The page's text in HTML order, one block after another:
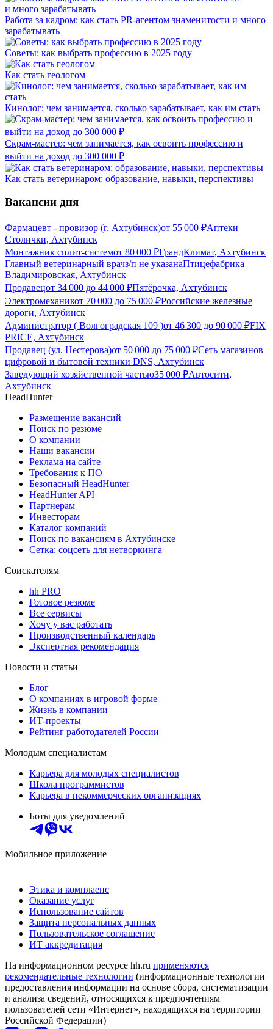
Работа за кадром: как стать PR-агентом знаменитости и много
зарабатывать
Советы: как выбрать профессию в 2025 году
Как стать геологом
Кинолог: чем занимается, сколько зарабатывает, как им стать
Скрам-мастер: чем занимается, как освоить профессию и
выйти на доход до 300 000 ₽
Как стать ветеринаром: образование, навыки, перспективы
Вакансии дня
Фармацевт - провизор (г. Ахтубинск)от 55 000 ₽Аптеки
Столички, Ахтубинск
Монтажник сплит-системот 80 000 ₽ГрандКлимат, Ахтубинск
Главный ветеринарный врачз/п не указанаПтицефабрика
Владимировская, Ахтубинск
Продавецот 34 000 до 44 000 ₽Пятёрочка, Ахтубинск
Электромеханикот 70 000 до 75 000 ₽Российские железные
дороги, Ахтубинск
Администратор ( Волгоградская 109 )от 46 300 до 90 000 ₽FIX
PRICE, Ахтубинск
Продавец (ул. Нестерова)от 50 000 до 75 000 ₽Сеть магазинов
цифровой и бытовой техники DNS, Ахтубинск
Заведующий хозяйственной частью35 000 ₽Автосити,
Ахтубинск
HeadHunter
Размещение вакансий
Поиск по резюме
О компании
Наши вакансии
Реклама на сайте
Требования к ПО
Безопасный HeadHunter
HeadHunter API
Партнерам
Инвесторам
Каталог компаний
Поиск по вакансиям в Ахтубинске
Сетка: соцсеть для нетворкинга
Соискателям
hh PRO
Готовое резюме
Все сервисы
Хочу у вас работать
Производственный календарь
Экспертная рекомендация
Новости и статьи
Блог
О компаниях в игровой форме
Жизнь в компании
ИТ-проекты
Рейтинг работодателей России
Молодым специалистам
Карьера для молодых специалистов
Школа программистов
Карьера в некоммерческих организациях
Боты для уведомлений
Мобильное приложение
Этика и комплаенс
Оказание услуг
Использование сайтов
Защита персональных данных
Пользовательское соглашение
ИТ аккредитация
На информационном ресурсе hh.ru применяются
рекомендательные технологии (информационные технологии
предоставления информации на основе сбора, систематизации
и анализа сведений, относящихся к предпочтениям
пользователей сети «Интернет», находящихся на территории
Российской Федерации)